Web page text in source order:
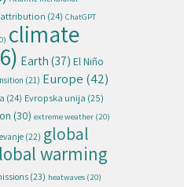
attribution (24) ChatGPT
climate
Earth (37) El Niño
(21) Europe (42)
(24) Evropska unija (25)
(30) extreme weather (20)
(22) global
warming
(23) heatwaves (20)